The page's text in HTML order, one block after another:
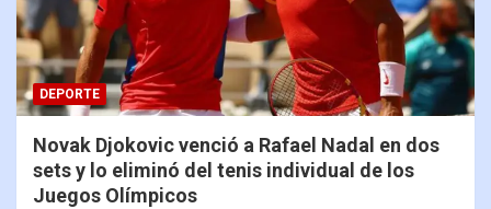
DEPORTE
Novak Djokovic venció a Rafael Nadal en dos
sets y lo eliminó del tenis individual de los
Juegos Olímpicos